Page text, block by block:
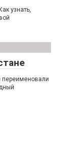
узнать,
переименовали